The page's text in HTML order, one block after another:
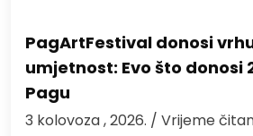
PagArtFestival donosi
umjetnost: Evo što donosi
Pagu
3 kolovoza , 2026. / Vrijeme